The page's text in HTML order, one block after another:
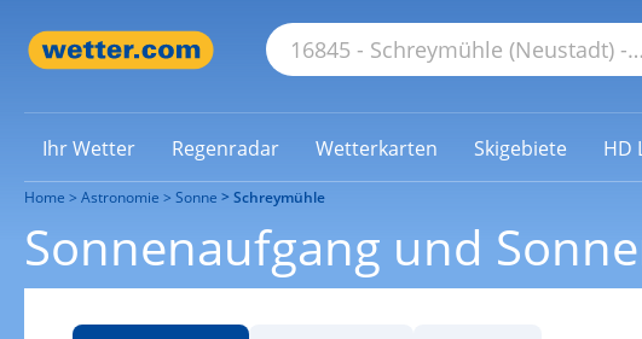
Ihr Wetter Regenradar Wetterkarten Skigebiete HD
Home Astronomie Sonne Schreymühle
Sonnenaufgang und